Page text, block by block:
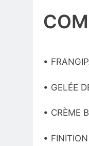
•
• GELÉE
• CRÈME
•